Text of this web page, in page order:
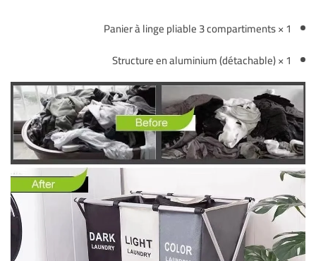
1 × Panier à linge pliable 3 compartiments
1 × Structure en aluminium (détachable)